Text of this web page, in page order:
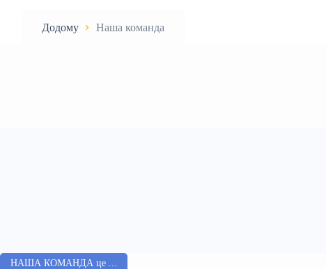
Додому Наша команда
НАША КОМАНДА це ...